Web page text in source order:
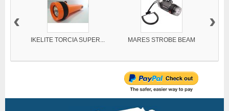
IKELITE TORCIA SUPER... MARES STROBE BEAM
‹ ›